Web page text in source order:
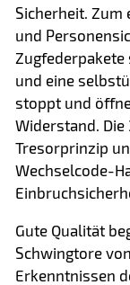
Sicherheit. Zum
und
und eine
stoppt und
Widerstand.
Tresorprinzip
Wechselcode-
Gute Qualität
Schwingtore
Erkenntnissen